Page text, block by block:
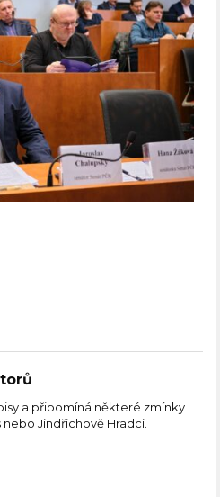
a připomíná některé zmínky
Jindřichově Hradci.